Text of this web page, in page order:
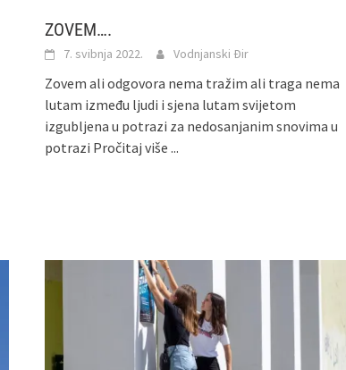
ZOVEM….
7. svibnja 2022. Vodnjanski Đir
Zovem ali odgovora nema tražim ali traga nema
lutam između ljudi i sjena lutam svijetom
izgubljena u potrazi za nedosanjanim snovima u
potrazi Pročitaj više ...